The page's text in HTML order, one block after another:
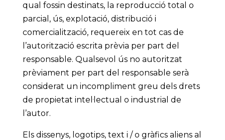
qual fossin destinats, la reproducció total o
parcial, ús, explotació, distribució i
comercialització, requereix en tot cas de
l’autorització escrita prèvia per part del
responsable. Qualsevol ús no autoritzat
prèviament per part del responsable serà
considerat un incompliment greu dels drets
de propietat intel·lectual o industrial de
l’autor.
Els dissenys, logotips, text i / o gràfics aliens al